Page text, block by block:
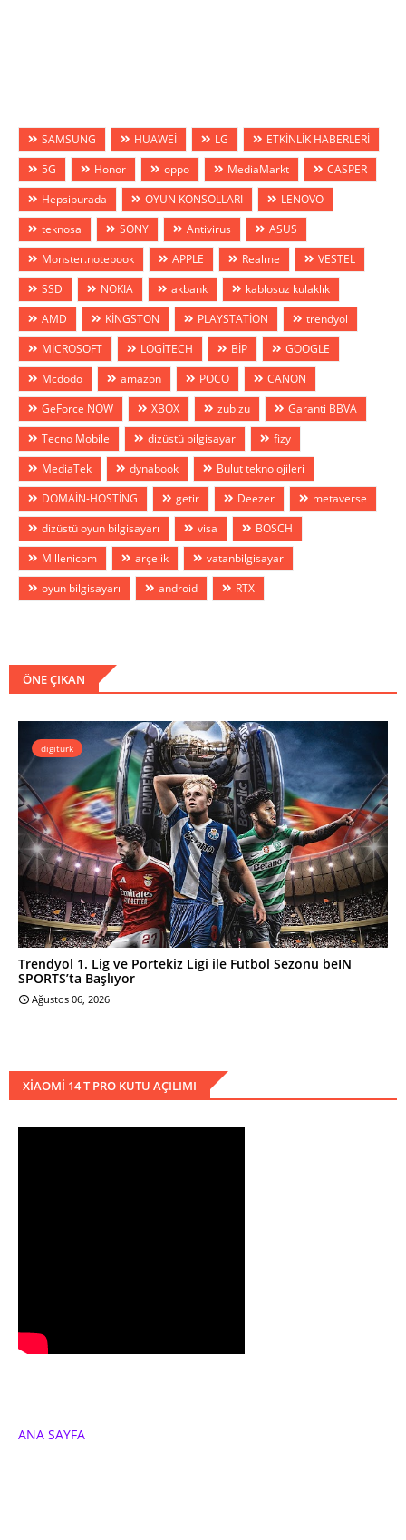
SAMSUNG HUAWEİ LG
ETKİNLİK HABERLERİ
5G
Honor oppo MediaMarkt
CASPER
Hepsiburada
OYUN KONSOLLARI
LENOVO
teknosa
SONY Antivirus
ASUS
Monster.notebook
APPLE Realme
VESTEL
SSD
NOKIA akbank
kablosuz kulaklık
AMD
KİNGSTON PLAYSTATİON
trendyol
MİCROSOFT
LOGİTECH BİP
GOOGLE
Mcdodo
amazon POCO
CANON
GeForce NOW
XBOX zubizu
Garanti BBVA
Tecno Mobile
dizüstü bilgisayar
fizy
MediaTek
dynabook
Bulut teknolojileri
DOMAİN-HOSTİNG
getir Deezer
metaverse
dizüstü oyun bilgisayarı
visa
BOSCH
Millenicom
arçelik
vatanbilgisayar
oyun bilgisayarı
android RTX
ÖNE ÇIKAN
digiturk
Trendyol 1. Lig ve Portekiz Ligi ile Futbol Sezonu beIN
SPORTS’ta Başlıyor
Ağustos 06, 2026
XIAOMI 14 T PRO KUTU AÇILIMI
ANA SAYFA